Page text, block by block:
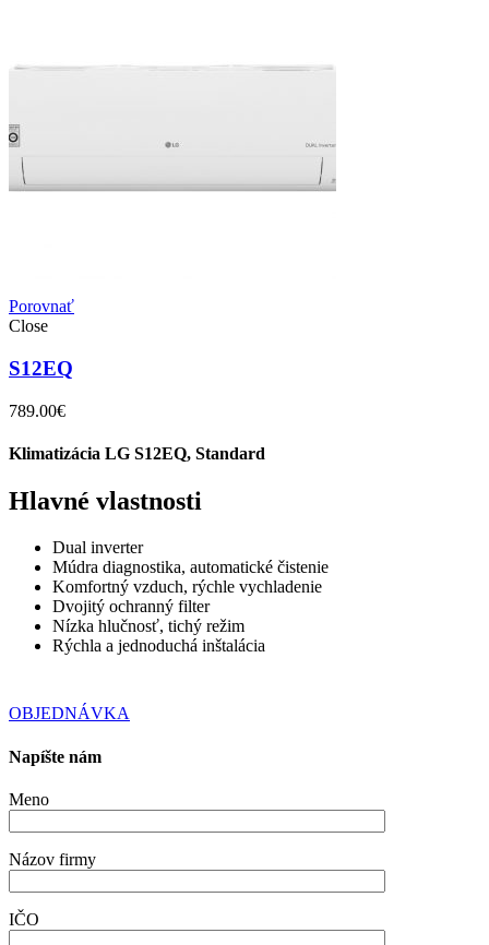
Porovnať
Close
S12EQ
789.00€
Klimatizácia LG S12EQ, Standard
Hlavné vlastnosti
Dual inverter
Múdra diagnostika, automatické čistenie
Komfortný vzduch, rýchle vychladenie
Dvojitý ochranný filter
Nízka hlučnosť, tichý režim
Rýchla a jednoduchá inštalácia
OBJEDNÁVKA
Napíšte nám
Meno
Názov firmy
IČO